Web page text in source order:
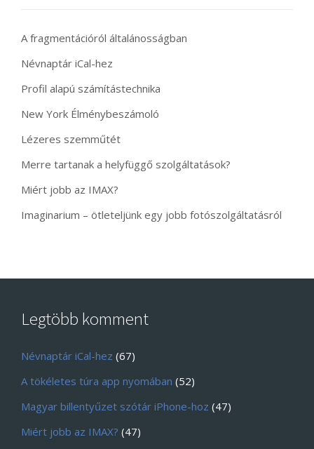
A fragmentációról általánosságban
Névnaptár iCal-hez
Profil alapú számítástechnika
New York Élménybeszámoló
Lézeres szemműtét
Merre tartanak a helyfüggő szolgáltatások?
Miért jobb az IMAX?
Imaginarium – ötleteljünk egy jobb fotószolgáltatásról
Legtöbb komment
Névnaptár iCal-hez (67)
A tökéletes túra app nyomában (52)
Magyar billentyűzet szótár iPhone-hoz (47)
Miért jobb az IMAX? (47)